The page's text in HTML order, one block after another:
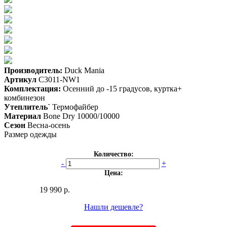
Производитель: Duck Mania
Артикул С3011-NW1
Комплектация: Осенний до -15 градусов, куртка+
комбинезон
Утеплитель` Термофайбер
Материал Bone Dry 10000/10000
Сезон Весна-осень
Размер одежды
Количество:
- +
Цена:
19 990 р.
Нашли дешевле?